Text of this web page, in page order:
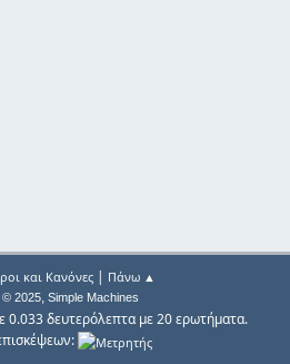
και Κανόνες| Πάνω ▲
© 2025, Simple Machines
0.033 δευτερόλεπτα με 20 ερωτήματα.